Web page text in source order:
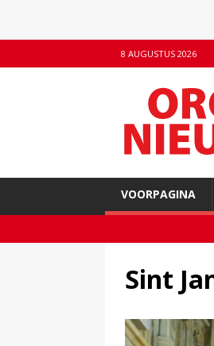
8 AUGUSTUS 2026
VOORPAGINA
Sint